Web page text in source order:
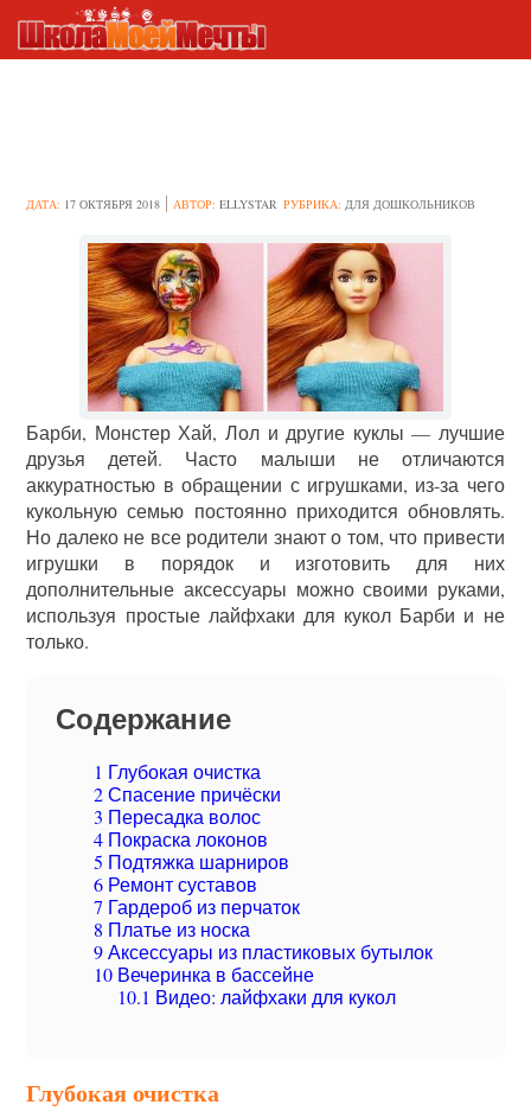
ДАТА: 17 ОКТЯБРЯ 2018 АВТОР:ELLYSTAR РУБРИКА:ДЛЯ ДОШКОЛЬНИКОВ
Барби, Монстер Хай, Лол и другие куклы — лучшие
друзья детей. Часто малыши не отличаются
аккуратностью в обращении с игрушками, из-за чего
кукольную семью постоянно приходится обновлять.
Но далеко не все родители знают о том, что привести
игрушки в порядок и изготовить для них
дополнительные аксессуары можно своими руками,
используя простые лайфхаки для кукол Барби и не
только.
Содержание
1 Глубокая очистка
2Спасение причёски
3 Пересадка волос
4 Покраска локонов
5 Подтяжка шарниров
6 Ремонт суставов
7 Гардероб из перчаток
8 Платье из носка
9Аксессуары из пластиковых бутылок
10 Вечеринка в бассейне
10.1 Видео: лайфхаки для кукол
Глубокая очистка